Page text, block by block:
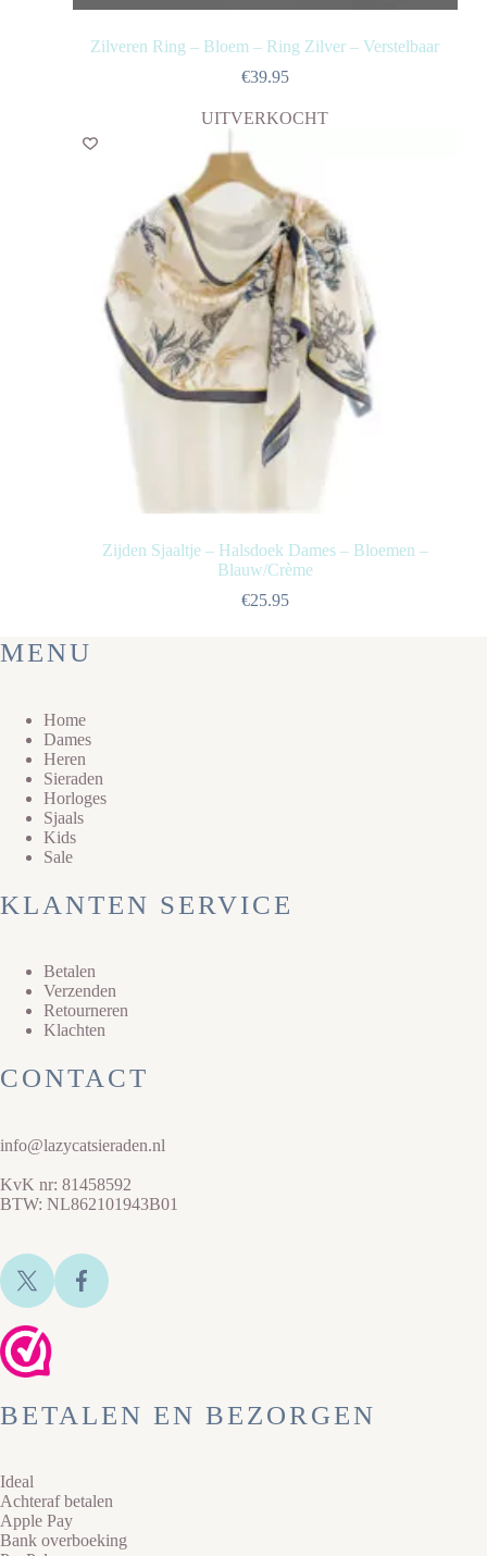
Zilveren Ring – Bloem – Ring Zilver – Verstelbaar
€39.95
UITVERKOCHT
Zijden Sjaaltje – Halsdoek Dames – Bloemen –
Blauw/Crème
€25.95
MENU
Home
Dames
Heren
Sieraden
Horloges
Sjaals
Kids
Sale
KLANTEN SERVICE
Betalen
Verzenden
Retourneren
Klachten
CONTACT
info@lazycatsieraden.nl
KvK nr: 81458592
BTW: NL862101943B01
BETALEN EN BEZORGEN
Ideal
Achteraf betalen
Apple Pay
Bank overboeking